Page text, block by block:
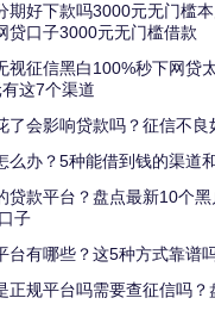
期好下款吗3000元无门槛本
贷口子3000元无门槛借款
视征信黑白100%秒下网贷
这7个渠道
了会影响贷款吗？征信不良
么办？5种能借到钱的渠道
贷款平台？盘点最新10个
子
台有哪些？这5种方式靠谱
正规平台吗需要查征信吗？